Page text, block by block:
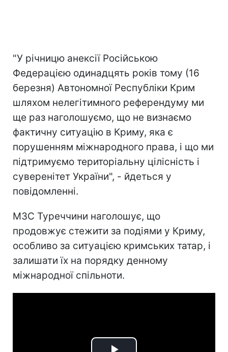
"У річницю анексії Російською
Федерацією одинадцять років тому (16
березня) Автономної Республіки Крим
шляхом нелегітимного референдуму ми
ще раз наголошуємо, що не визнаємо
фактичну ситуацію в Криму, яка є
порушенням міжнародного права, і що ми
підтримуємо територіальну цілісність і
суверенітет України", - йдеться у
повідомленні.
МЗС Туреччини наголошує, що
продовжує стежити за подіями у Криму,
особливо за ситуацією кримських татар, і
залишати їх на порядку денному
міжнародної спільноти.